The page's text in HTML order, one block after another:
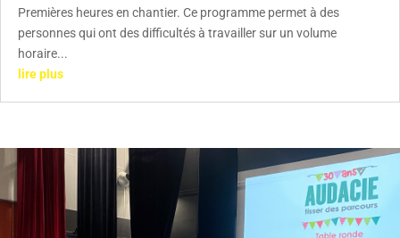
Premières heures en chantier. Ce programme permet à des
personnes qui ont des difficultés à travailler sur un volume
horaire...
lire plus